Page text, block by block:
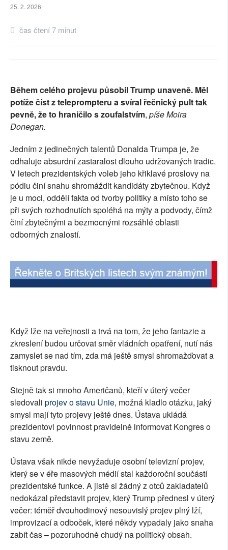
25. 2. 2026
čas čtení 7 minut
Během celého projevu působil Trump unaveně. Měl
potíže číst z teleprompteru a svíral řečnický pult tak
pevně, že to hraničilo s zoufalstvím, píše Moira
Donegan.
Jedním z jedinečných talentů Donalda Trumpa je, že
odhaluje absurdní zastaralost dlouho udržovaných tradic.
V letech prezidentských voleb jeho křiklavé proslovy na
pódiu činí snahu shromáždit kandidáty zbytečnou. Když
je u moci, oddělí fakta od tvorby politiky a místo toho se
při svých rozhodnutích spoléhá na mýty a podvody, čímž
činí zbytečnými a bezmocnými rozsáhlé oblasti
odborných znalostí.
Když lže na veřejnosti a trvá na tom, že jeho fantazie a
zkreslení budou určovat směr vládních opatření, nutí nás
zamyslet se nad tím, zda má ještě smysl shromažďovat a
tisknout pravdu.
Stejně tak si mnoho Američanů, kteří v úterý večer
sledovali projev o stavu Unie, možná kladlo otázku, jaký
smysl mají tyto projevy ještě dnes. Ústava ukládá
prezidentovi povinnost pravidelně informovat Kongres o
stavu země.
Ústava však nikde nevyžaduje osobní televizní projev,
který se v éře masových médií stal každoroční součástí
prezidentské funkce. A jistě si žádný z otců zakladatelů
nedokázal představit projev, který Trump přednesl v úterý
večer: téměř dvouhodinový nesouvislý projev plný lží,
improvizací a odboček, které někdy vypadaly jako snaha
zabít čas – pozoruhodně chudý na politický obsah.